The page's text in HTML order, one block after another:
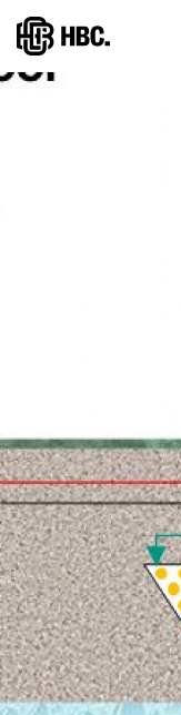
Direkt
zum
Inhalt